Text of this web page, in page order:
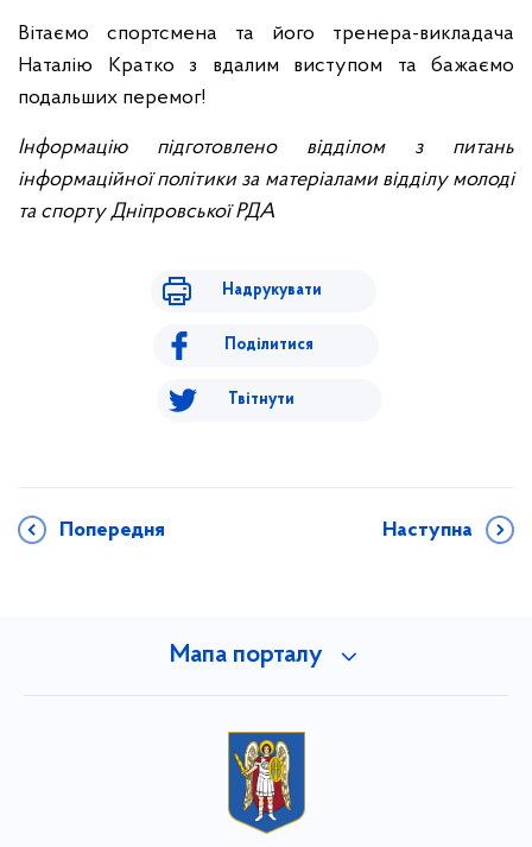
Вітаємо спортсмена та його тренера-викладача
Наталію Кратко з вдалим виступом та бажаємо
подальших перемог!
Інформацію підготовлено відділом з питань
інформаційної політики за матеріалами відділу молоді
та спорту Дніпровської РДА
Надрукувати
Поділитися
Твітнути
Попередня Наступна
Мапа порталу